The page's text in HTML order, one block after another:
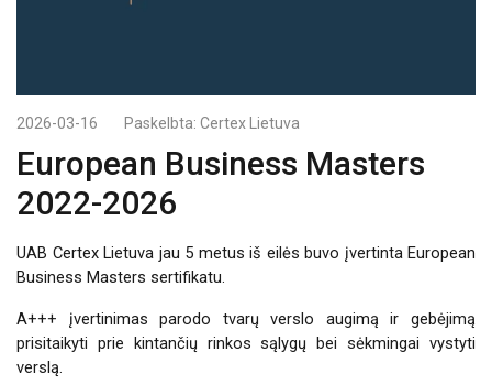
2026-03-16 Paskelbta: Certex Lietuva
European Business Masters
2022-2026
UAB Certex Lietuva jau 5 metus iš eilės buvo įvertinta European
Business Masters sertifikatu.
A+++ įvertinimas parodo tvarų verslo augimą ir gebėjimą
prisitaikyti prie kintančių rinkos sąlygų bei sėkmingai vystyti
verslą.